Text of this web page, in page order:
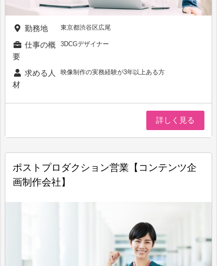
勤務地 東京都渋谷区広尾
仕事の概
要
3DCGデザイナー
求める人
材
映像制作の実務経験が3年以上ある方
詳しく見る
ポストプロダクション営業【コンテンツ企
画制作会社】